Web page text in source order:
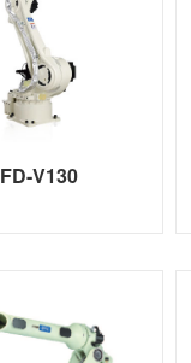
FD-V130